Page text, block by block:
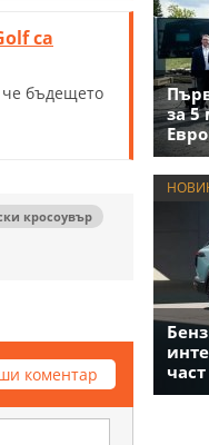
са
бъдещето
кросоувър
коментар
за 5
част